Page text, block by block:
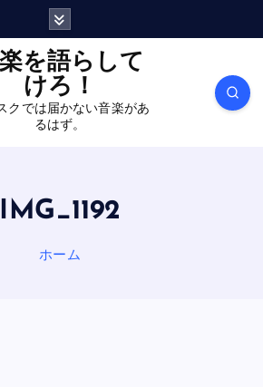
けろ！
クでは届かない音楽があ
るはず。
IMG_1192
ホーム